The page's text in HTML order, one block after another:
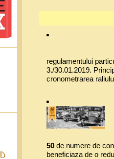
regulamentului
3./30.01.2019.
cronometrarea
50 de numere de
beneficiaza de o